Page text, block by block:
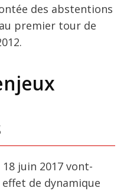
des abstentions
premier tour de
juin 2017 vont-
de dynamique